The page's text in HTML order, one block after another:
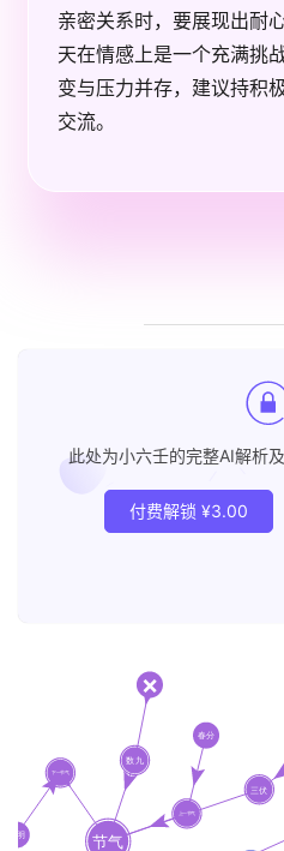
亲密关系时，要展现出耐
天在情感上是一个充满挑
变与压力并存，建议持积
交流。
此处为小六壬的完整AI解析
付费解锁 ¥3.00